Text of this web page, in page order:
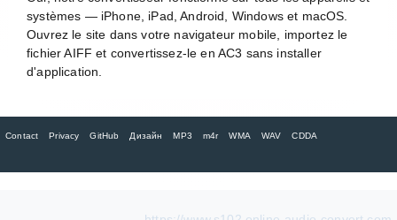
systèmes — iPhone, iPad, Android, Windows et macOS.
Ouvrez le site dans votre navigateur mobile, importez le
fichier AIFF et convertissez-le en AC3 sans installer
d'application.
Contact Privacy GitHub Дизайн MP3 m4r WMA WAV CDDA